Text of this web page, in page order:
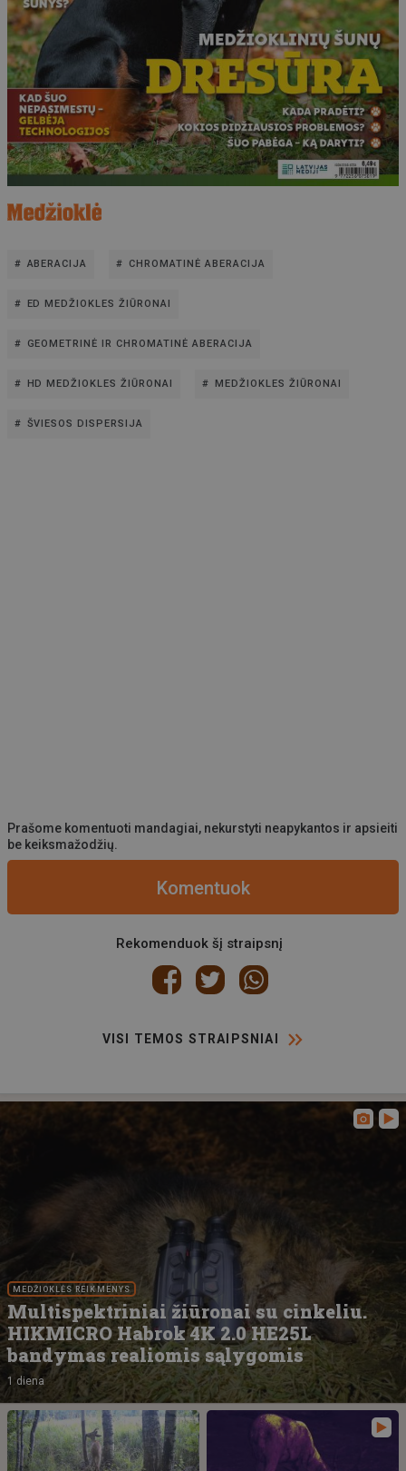
ABERACIJA CHROMATINĖ ABERACIJA
ED MEDŽIOKLES ŽIŪRONAI
GEOMETRINĖ IR CHROMATINĖ ABERACIJA
HD MEDŽIOKLES ŽIŪRONAI MEDŽIOKLES ŽIŪRONAI
ŠVIESOS DISPERSIJA
Prašome komentuoti mandagiai, nekurstyti neapykantos ir apsieiti
be keiksmažodžių.
Komentuok
Rekomenduok šį straipsnį
VISI TEMOS STRAIPSNIAI
MEDŽIOKLĖS REIKMENYS
Multispektriniai žiūronai su cinkeliu.
HIKMICRO Habrok 4K 2.0 HE25L
bandymas realiomis sąlygomis
1 diena